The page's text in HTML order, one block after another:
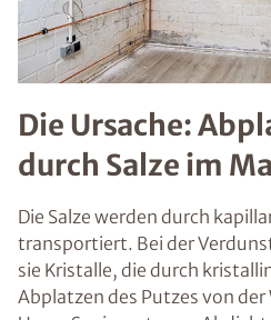
Die Ursache:
durch Salze im
Die Salze werden durch
transportiert. Bei der
sie Kristalle, die durch
Abplatzen des Putzes von